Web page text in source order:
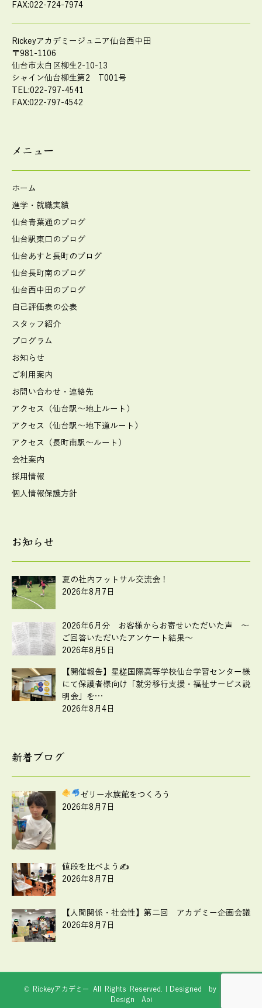
FAX:022-724-7974
Rickeyアカデミージュニア仙台西中田
〒981-1106
仙台市太白区柳生2-10-13
シャイン仙台柳生第2 T001号
TEL:022-797-4541
FAX:022-797-4542
メニュー
ホーム
進学・就職実績
仙台青葉通のブログ
仙台駅東口のブログ
仙台あすと長町のブログ
仙台長町南のブログ
仙台西中田のブログ
自己評価表の公表
スタッフ紹介
プログラム
お知らせ
ご利用案内
お問い合わせ・連絡先
アクセス（仙台駅～地上ルート）
アクセス（仙台駅～地下道ルート）
アクセス（長町南駅～ルート）
会社案内
採用情報
個人情報保護方針
お知らせ
夏の社内フットサル交流会！
2026年8月7日
2026年6月分 お客様からお寄せいただいた声 ～
ご回答いただいたアンケート結果～
2026年8月5日
【開催報告】星槎国際高等学校仙台学習センター様
にて保護者様向け「就労移行支援・福祉サービス説
明会」を…
2026年8月4日
新着ブログ
ゼリー水族館をつくろう
2026年8月7日
値段を比べよう✍
2026年8月7日
【人間関係・社会性】第二回 アカデミー企画会議
2026年8月7日
© Rickeyアカデミー All Rights Reserved.｜Designed by
Design Aoi